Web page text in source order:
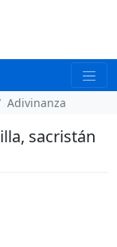
Adivinanza
sacristán